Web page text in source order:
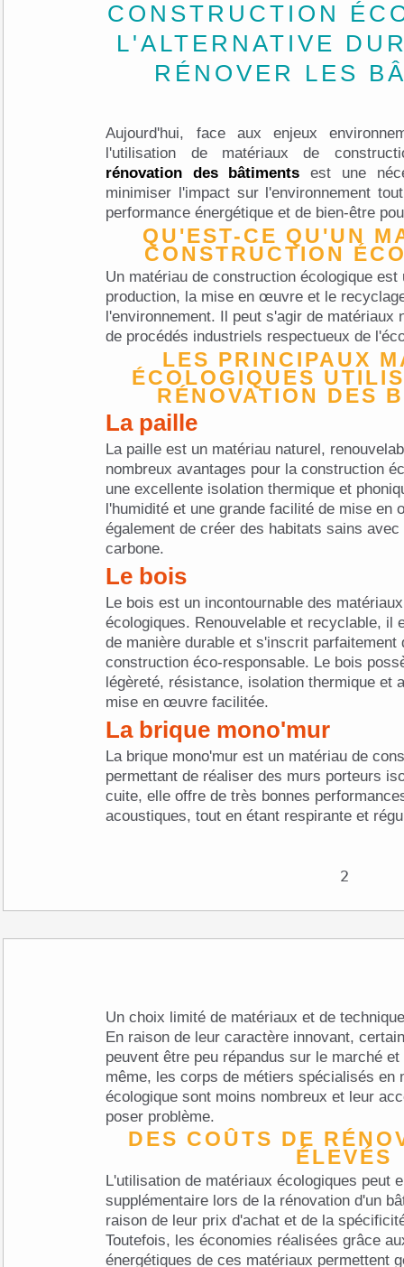
CONSTRUCTION
L'ALTERNATIVE
RÉNOVER LES
Aujourd'hui, face aux enjeux
l'utilisation de matériaux de
rénovation des bâtiments est une
minimiser l'impact sur l'environnement
performance énergétique et de bien-être
QU'EST-CE QU'UN
CONSTRUCTION
Un matériau de construction écologique est
production, la mise en œuvre et le
l'environnement. Il peut s'agir de
de procédés industriels respectueux de
LES PRINCIPAUX
ÉCOLOGIQUES
RÉNOVATION DES
La paille
La paille est un matériau naturel,
nombreux avantages pour la construction
une excellente isolation thermique et
l'humidité et une grande facilité de mise en
également de créer des habitats sains
carbone.
Le bois
Le bois est un incontournable des
écologiques. Renouvelable et recyclable, il
de manière durable et s'inscrit parfaitement
construction éco-responsable. Le bois
légèreté, résistance, isolation thermique et
mise en œuvre facilitée.
La brique mono'mur
La brique mono'mur est un matériau de
permettant de réaliser des murs porteurs
cuite, elle offre de très bonnes
acoustiques, tout en étant respirante et
Un choix limité de matériaux et de
En raison de leur caractère innovant,
peuvent être peu répandus sur le marché
même, les corps de métiers spécialisés en
écologique sont moins nombreux et leur
poser problème.
DES COÛTS DE RÉNOVATION PLUS
ÉLEVÉS
L'utilisation de matériaux écologiques peut
supplémentaire lors de la rénovation d'un
raison de leur prix d'achat et de la
Toutefois, les économies réalisées grâce
énergétiques de ces matériaux permettent